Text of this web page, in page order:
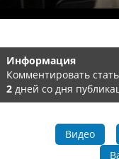
Информация
Комментировать
2 дней со дня
Видео